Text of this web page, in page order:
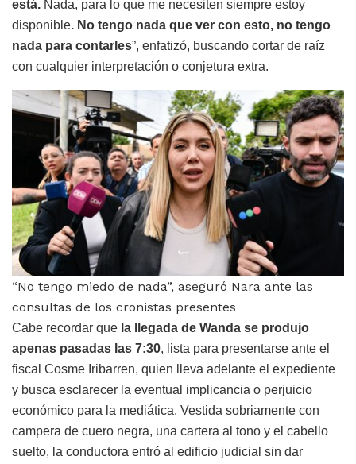
está. Nada, para lo que me necesiten siempre estoy
disponible. No tengo nada que ver con esto, no tengo
nada para contarles”, enfatizó, buscando cortar de raíz
con cualquier interpretación o conjetura extra.
“No tengo miedo de nada”, aseguró Nara ante las
consultas de los cronistas presentes
Cabe recordar que la llegada de Wanda se produjo
apenas pasadas las 7:30, lista para presentarse ante el
fiscal Cosme Iribarren, quien lleva adelante el expediente
y busca esclarecer la eventual implicancia o perjuicio
económico para la mediática. Vestida sobriamente con
campera de cuero negra, una cartera al tono y el cabello
suelto, la conductora entró al edificio judicial sin dar